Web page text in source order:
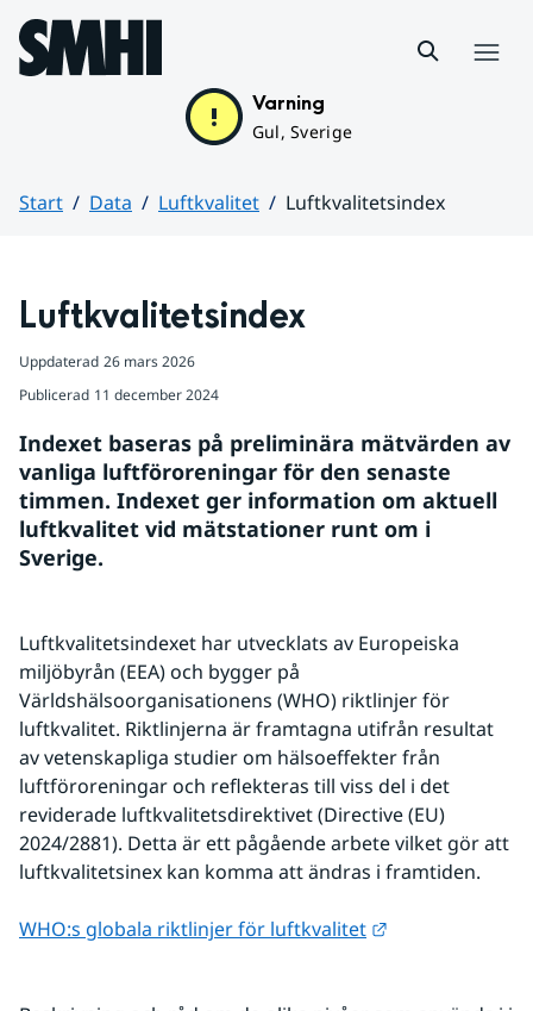
Hoppa till sidans innehåll
Varning
Gul, Sverige
Start Data Luftkvalitet
Luftkvalitetsindex
Luftkvalitetsindex
Uppdaterad 26 mars 2026
Publicerad 11 december 2024
Indexet baseras på preliminära mätvärden av
vanliga luftföroreningar för den senaste
timmen. Indexet ger information om aktuell
luftkvalitet vid mätstationer runt om i
Sverige.
Luftkvalitetsindexet har utvecklats av Europeiska
miljöbyrån (EEA) och bygger på
Världshälsoorganisationens (WHO) riktlinjer för
luftkvalitet. Riktlinjerna är framtagna utifrån resultat
av vetenskapliga studier om hälsoeffekter från
luftföroreningar och reflekteras till viss del i det
reviderade luftkvalitetsdirektivet (Directive (EU)
2024/2881). Detta är ett pågående arbete vilket gör att
luftkvalitetsinex kan komma att ändras i framtiden.
WHO:s globala riktlinjer för luftkvalitet